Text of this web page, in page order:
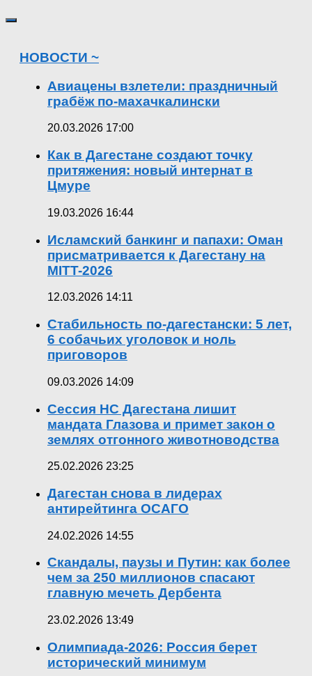
НОВОСТИ ~
Авиацены взлетели: праздничный
грабёж по-махачкалински
20.03.2026 17:00
Как в Дагестане создают точку
притяжения: новый интернат в
Цмуре
19.03.2026 16:44
Исламский банкинг и папахи: Оман
присматривается к Дагестану на
MITT-2026
12.03.2026 14:11
Стабильность по-дагестански: 5 лет,
6 собачьих уголовок и ноль
приговоров
09.03.2026 14:09
Сессия НС Дагестана лишит
мандата Глазова и примет закон о
землях отгонного животноводства
25.02.2026 23:25
Дагестан снова в лидерах
антирейтинга ОСАГО
24.02.2026 14:55
Скандалы, паузы и Путин: как более
чем за 250 миллионов спасают
главную мечеть Дербента
23.02.2026 13:49
Олимпиада-2026: Россия берет
исторический минимум